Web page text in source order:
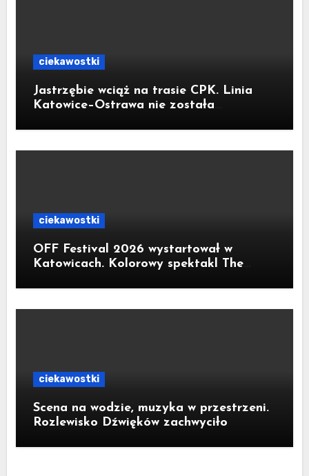
ciekawostki
Jastrzębie wciąż na trasie CPK. Linia
Katowice–Ostrawa nie została
ciekawostki
OFF Festival 2026 wystartował w
Katowicach. Kolorowy spektakl The
ciekawostki
Scena na wodzie, muzyka w przestrzeni.
Rozlewisko Dźwięków zachwyciło